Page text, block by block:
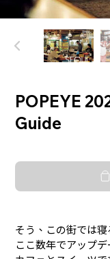
POPEYE
Guide
そう、この街では寝
ここ数年でアップ